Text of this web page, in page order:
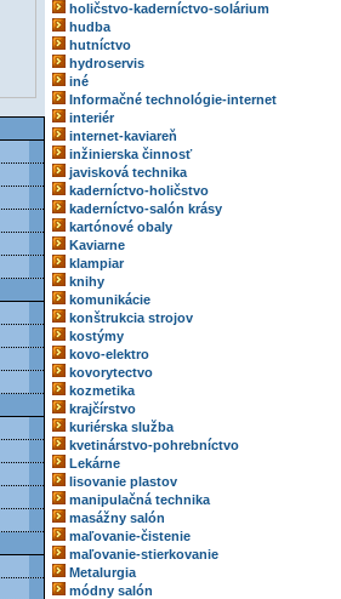
holičstvo-kaderníctvo-solárium
hudba
hutníctvo
hydroservis
iné
Informačné technológie-internet
interiér
internet-kaviareň
inžinierska činnosť
javisková technika
kaderníctvo-holičstvo
kaderníctvo-salón krásy
kartónové obaly
Kaviarne
klampiar
knihy
komunikácie
konštrukcia strojov
kostýmy
kovo-elektro
kovorytectvo
kozmetika
krajčírstvo
kuriérska služba
kvetinárstvo-pohrebníctvo
Lekárne
lisovanie plastov
manipulačná technika
masážny salón
maľovanie-čistenie
maľovanie-stierkovanie
Metalurgia
módny salón